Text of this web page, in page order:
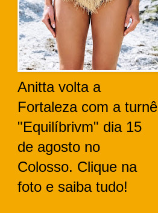
Anitta volta a
Fortaleza com a turnê
"Equilíbrivm" dia 15
de agosto no
Colosso. Clique na
foto e saiba tudo!